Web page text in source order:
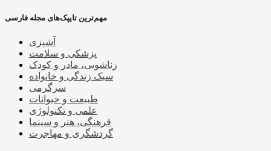
مهم‌ترین تایپک‌های مجله فارسی
آشپزی
پزشکی و سلامت
زناشویی، مادر و کودک
سبک زندگی و خانواده
سرگرمی
طبیعت و حیوانات
علمی و تکنولوژی
فرهنگی، هنر و سینما
گردشگری و مهاجرت